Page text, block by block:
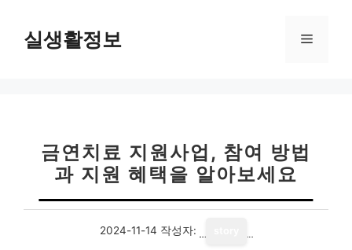
실생활정보 메
금연치료 지원사업, 참여 방법
과 지원 혜택을 알아보세요
2024-11-14 작성자: